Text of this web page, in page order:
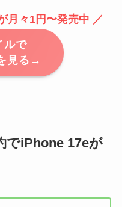
月々1円〜発売中 ／
ルで
見る→
でiPhone 17eが